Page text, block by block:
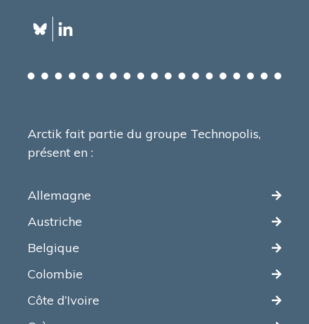
Arctik fait partie du groupe Technopolis,
présent en :
Allemagne
Austriche
Belgique
Colombie
Côte d’Ivoire